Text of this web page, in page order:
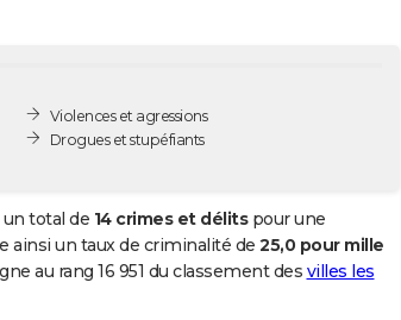
Violences et agressions
Drogues et stupéfiants
un total de 14 crimes et délitspour une
ainsi un taux de criminalité de 25,0 pour mille
au rang 16 951 du classement des villes les